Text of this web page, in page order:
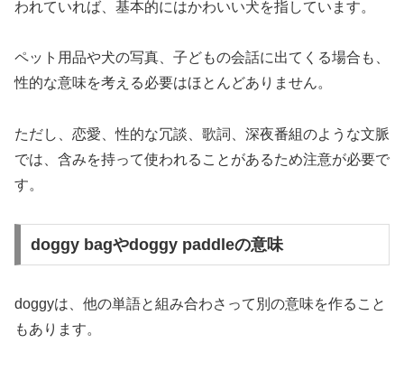
われていれば、基本的にはかわいい犬を指しています。
ペット用品や犬の写真、子どもの会話に出てくる場合も、
性的な意味を考える必要はほとんどありません。
ただし、恋愛、性的な冗談、歌詞、深夜番組のような文脈
では、含みを持って使われることがあるため注意が必要で
す。
doggy bagやdoggy paddleの意味
doggyは、他の単語と組み合わさって別の意味を作ること
もあります。